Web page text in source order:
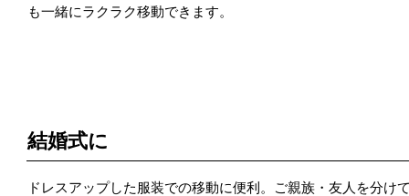
も一緒にラクラク移動できます。
結婚式に
ドレスアップした服装での移動に便利。ご親族・友人を分け